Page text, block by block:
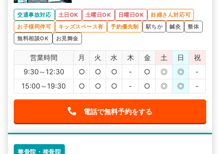
交通事故対応 土日OK 土曜日OK 日曜日OK
妊婦さん対応可
お子様同伴可
キッズスペース有 予約優先制 駅ちか 鍼灸
整体
無料相談OK
お見舞金
営業時間 月 火 水 木 金 土 日
祝
9:30～12:30
○ ○ ○ - ○ ◎ ◎
-
15:00～19:30
○ ○ ○ - ○ ◎ ◎ -
電話で無料予約をする
整骨院・接骨院